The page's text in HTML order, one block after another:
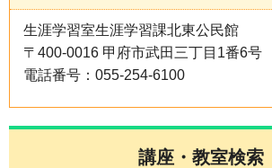
生涯学習室生涯学習課北東公民館
〒400-0016 甲府市武田三丁目1番6号
電話番号：055-254-6100
講座・教室検索